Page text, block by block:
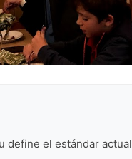
define el estándar actual